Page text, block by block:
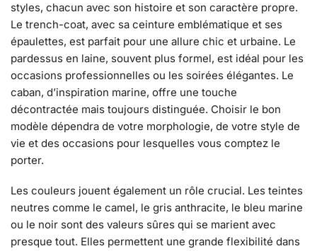
styles, chacun avec son histoire et son caractère propre.
Le trench-coat, avec sa ceinture emblématique et ses
épaulettes, est parfait pour une allure chic et urbaine. Le
pardessus en laine, souvent plus formel, est idéal pour les
occasions professionnelles ou les soirées élégantes. Le
caban, d’inspiration marine, offre une touche
décontractée mais toujours distinguée. Choisir le bon
modèle dépendra de votre morphologie, de votre style de
vie et des occasions pour lesquelles vous comptez le
porter.
Les couleurs jouent également un rôle crucial. Les teintes
neutres comme le camel, le gris anthracite, le bleu marine
ou le noir sont des valeurs sûres qui se marient avec
presque tout. Elles permettent une grande flexibilité dans